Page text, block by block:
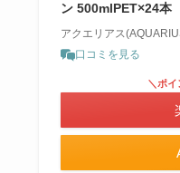
ン 500mlPET×24本
アクエリアス
口コミを見る
＼ポイ